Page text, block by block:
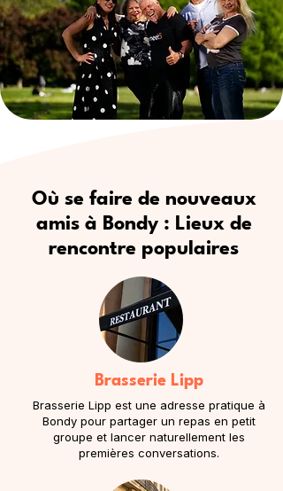
Où se faire de nouveaux
amis à Bondy : Lieux de
rencontre populaires
Brasserie Lipp
Brasserie Lipp est une adresse pratique à
Bondy pour partager un repas en petit
groupe et lancer naturellement les
premières conversations.